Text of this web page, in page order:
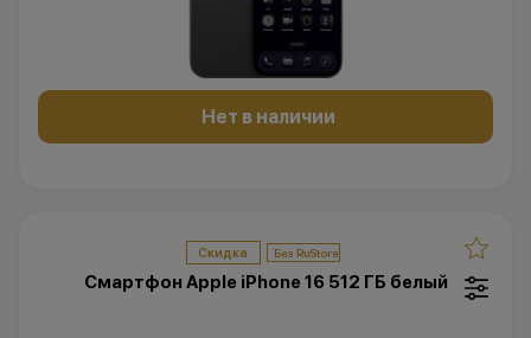
Нет в наличии
Скидка
Смартфон Apple iPhone 16 512 ГБ белый